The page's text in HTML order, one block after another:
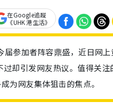
在Google追蹤
《UHK 港生活》
届参加者阵容鼎盛，近日网上
却引发网友热议。值得关注
为网友集体狙击的焦点。